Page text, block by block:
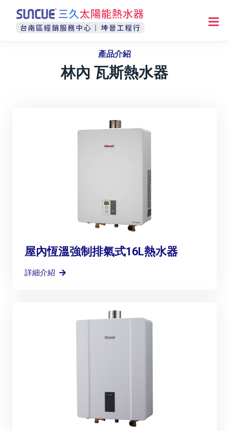
產品介紹
林內 瓦斯熱水器
屋內恆溫強制排氣式16L熱水器
詳細介紹